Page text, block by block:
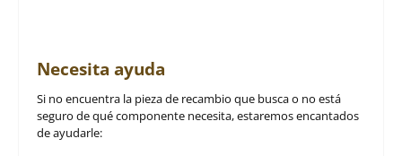
Necesita ayuda
Si no encuentra la pieza de recambio que busca o no está
seguro de qué componente necesita, estaremos encantados
de ayudarle: